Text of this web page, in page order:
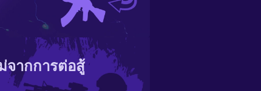
จากการต่อสู้